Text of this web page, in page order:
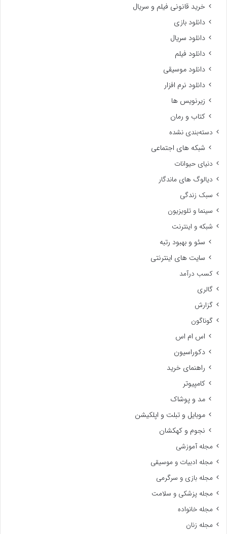
خرید قانونی فیلم و سریال
دانلود بازی
دانلود سریال
دانلود فیلم
دانلود موسیقی
دانلود نرم افزار
زیرنویس ها
کتاب و رمان
دسته‌بندی نشده
شبکه های اجتماعی
دنیای حیوانات
دیالوگ های ماندگار
سبک زندگی
سینما و تلویزیون
شبکه و اینترنت
سئو و بهبود رتبه
سایت های اینترنتی
کسب درآمد
گالری
گزارش
گوناگون
اس ام اس
دکوراسیون
راهنمای خرید
کامپیوتر
مد و پوشاک
موبایل و تبلت و اپلکیشن
نجوم و کهکشان
مجله آموزشی
مجله ادبیات و موسیقی
مجله بازی و سرگرمی
مجله پزشکی و سلامت
مجله خانواده
مجله زنان